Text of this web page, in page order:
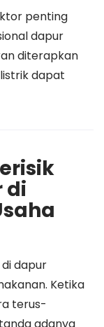
penting
dapur
diterapkan
dapat
di
dapur
Ketika
terus-